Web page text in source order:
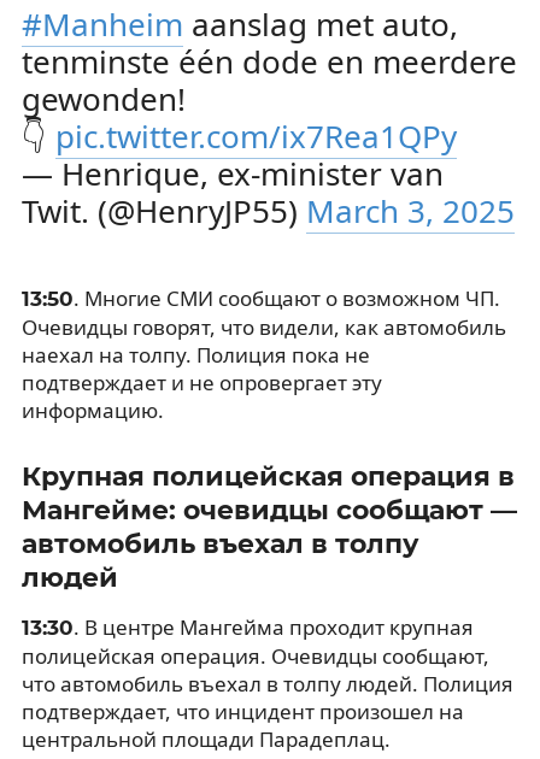
#Manheim aanslag met auto,
tenminste één dode en meerdere
gewonden!
👇 pic.twitter.com/ix7Rea1QPy
— Henrique, ex-minister van
Twit. (@HenryJP55) March 3, 2025
13:50. Многие СМИ сообщают о возможном ЧП.
Очевидцы говорят, что видели, как автомобиль
наехал на толпу. Полиция пока не
подтверждает и не опровергает эту
информацию.
Крупная полицейская операция в
Мангейме: очевидцы сообщают —
автомобиль въехал в толпу
людей
13:30. В центре Мангейма проходит крупная
полицейская операция. Очевидцы сообщают,
что автомобиль въехал в толпу людей. Полиция
подтверждает, что инцидент произошел на
центральной площади Парадеплац.